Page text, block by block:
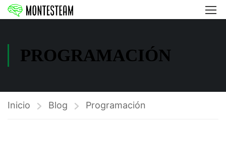
PROGRAMACIÓN
Inicio Blog Programación